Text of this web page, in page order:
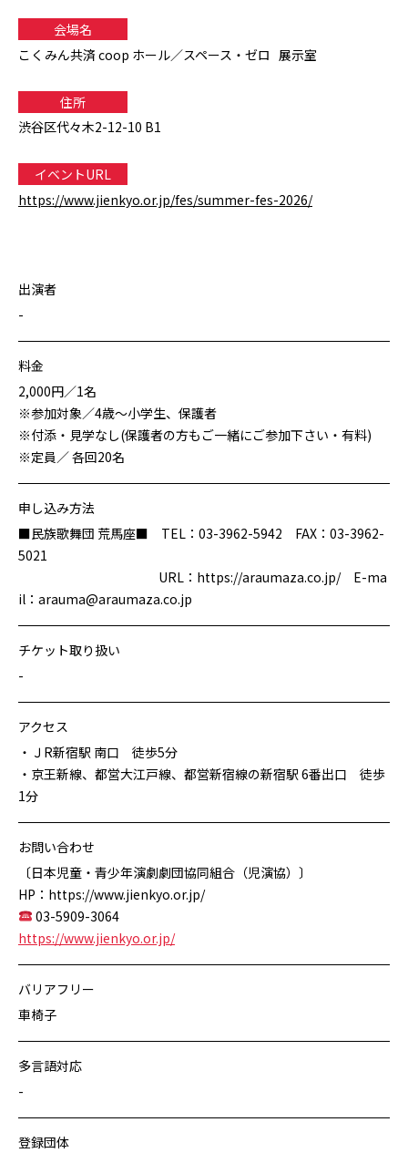
会場名
こくみん共済 coop ホール／スペース・ゼロ 展示室
住所
渋谷区代々木2-12-10 B1
イベントURL
https://www.jienkyo.or.jp/fes/summer-fes-2026/
出演者
-
料金
2,000円／1名
※参加対象／4歳～小学生、保護者
※付添・見学なし(保護者の方もご一緒にご参加下さい・有料)
※定員／ 各回20名
申し込み方法
■民族歌舞団 荒馬座■ TEL：03-3962-5942 FAX：03-3962-
5021
URL：https://araumaza.co.jp/ E-ma
il：arauma@araumaza.co.jp
チケット取り扱い
-
アクセス
・ＪR新宿駅 南口 徒歩5分
・京王新線、都営大江戸線、都営新宿線の新宿駅 6番出口 徒歩
1分
お問い合わせ
〔日本児童・青少年演劇劇団協同組合（児演協）〕
HP：https://www.jienkyo.or.jp/
03-5909-3064
https://www.jienkyo.or.jp/
バリアフリー
車椅子
多言語対応
-
登録団体